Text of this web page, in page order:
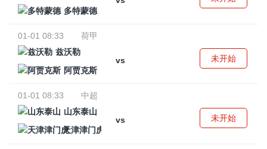
多特蒙德
01-01 08:33
荷甲
兹沃勒
vs
阿贾克斯
未开始
01-01 08:33
中超
山东泰山
vs
天津津门虎
未开始